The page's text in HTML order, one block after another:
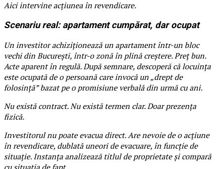
Aici intervine acțiunea în revendicare.
Scenariu real: apartament cumpărat, dar ocupat
Un investitor achiziționează un apartament într-un bloc
vechi din București, într-o zonă în plină creștere. Preț bun.
Acte aparent în regulă. După semnare, descoperă că locuința
este ocupată de o persoană care invocă un „drept de
folosință” bazat pe o promisiune verbală din urmă cu ani.
Nu există contract. Nu există termen clar. Doar prezența
fizică.
Investitorul nu poate evacua direct. Are nevoie de o acțiune
în revendicare, dublată uneori de evacuare, în funcție de
situație. Instanța analizează titlul de proprietate și compară